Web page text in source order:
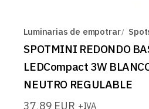
Luminarias de empotrar
SPOTMINI REDONDO
LEDCompact 3W
NEUTRO REGULABLE
37,89 EUR +IVA